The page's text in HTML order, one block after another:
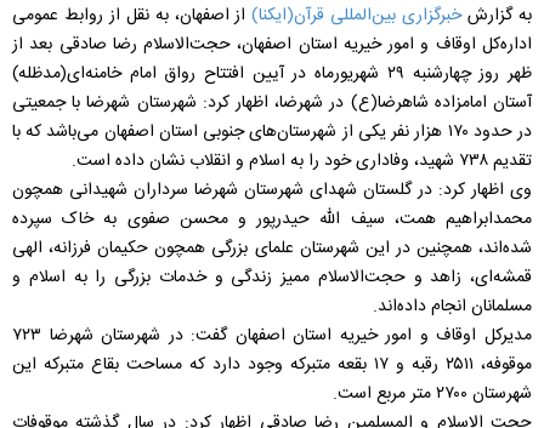
به گزارشخبرگزاری بین‌المللی قرآن(ایکنا)از اصفهان، به نقل از روابط عمومی
اداره‌کل اوقاف و امور خیریه استان اصفهان، حجت‌الاسلام رضا صادقی بعد از
ظهر روز چهارشنبه ۲۹ شهریورماه در آیین افتتاح رواق امام خامنه‌ای(مدظله)
آستان امامزاده شاهرضا(ع) در شهرضا، اظهار کرد: شهرستان شهرضا با جمعیتی
در حدود ۱۷۰ هزار نفر یکی از شهرستان‌های جنوبی استان اصفهان می‌باشد که با
تقدیم ۷۳۸ شهید، وفاداری خود را به اسلام و انقلاب نشان داده است.
وی اظهار کرد: در گلستان شهدای شهرستان شهرضا سرداران شهیدانی همچون
محمدابراهیم همت، سیف الله حیدرپور و محسن صفوی به خاک سپرده
شده‌اند، همچنین در این شهرستان علمای بزرگی همچون حکیمان فرزانه، الهی
قمشه‌ای، زاهد و حجت‌الاسلام ممیز زندگی و خدمات بزرگی را به اسلام و
مسلمانان انجام داده‌اند.
مدیرکل اوقاف و امور خیریه استان اصفهان گفت: در شهرستان شهرضا ۷۲۳
موقوفه، ۲۵۱۱ رقبه و ۱۷ بقعه متبرکه وجود دارد که مساحت بقاع متبرکه این
شهرستان ۲۷۰۰ متر مربع است.